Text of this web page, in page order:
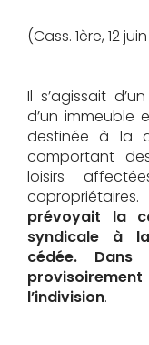
(Cass. 1ère, 12
Il s’agissait
d’un immeuble
destinée à la
comportant
loisirs
copropriétaires.
prévoyait la
syndicale à
cédée.
l’indivision.